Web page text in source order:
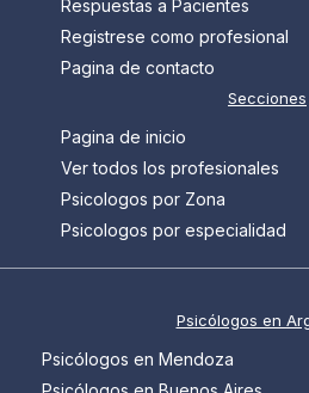
Respuestas a Pacientes
Registrese como profesional
Pagina de contacto
Secciones
Pagina de inicio
Ver todos los profesionales
Psicologos por Zona
Psicologos por especialidad
Psicólogos en
Psicólogos en Mendoza